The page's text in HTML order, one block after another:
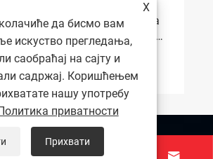
за чистоћу течног хлађења
индустријску ефикасност и
>>
X
да бисмо вам
искуство прегледања,
саобраћај на сајту и
садржај. Коришћењем
нашу употребу
приватности
Прихвати